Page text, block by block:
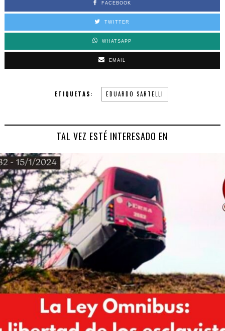
FACEBOOK
TWITTER
WHATSAPP
EMAIL
ETIQUETAS: EDUARDO SARTELLI
TAL VEZ ESTÉ INTERESADO EN